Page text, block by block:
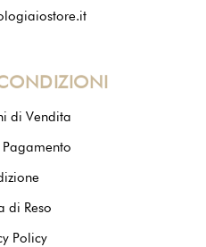
di Vendita
di Reso
Policy